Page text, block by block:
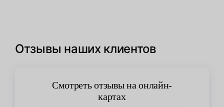
Отзывы наших клиентов
Смотреть отзывы на онлайн-
картах